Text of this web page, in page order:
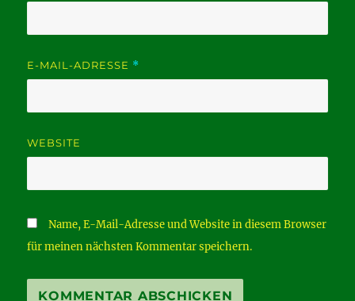
E-MAIL-ADRESSE *
WEBSITE
Name, E-Mail-Adresse und Website in diesem Browser
für meinen nächsten Kommentar speichern.